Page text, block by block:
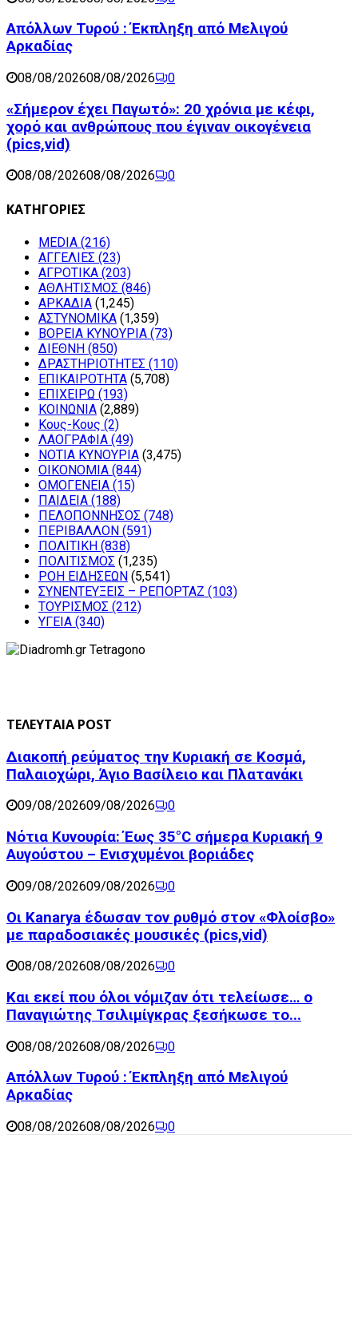
Απόλλων Τυρού : Έκπληξη από Μελιγού
Αρκαδίας
08/08/202608/08/2026 0
«Σήμερον έχει Παγωτό»: 20 χρόνια με κέφι,
χορό και ανθρώπους που έγιναν οικογένεια
(pics,vid)
08/08/202608/08/2026 0
ΚΑΤΗΓΟΡΙΕΣ
MEDIA (216)
ΑΓΓΕΛΙΕΣ (23)
ΑΓΡΟΤΙΚΑ (203)
ΑΘΛΗΤΙΣΜΟΣ (846)
ΑΡΚΑΔΙΑ (1,245)
ΑΣΤΥΝΟΜΙΚΑ (1,359)
ΒΟΡΕΙΑ ΚΥΝΟΥΡΙΑ (73)
ΔΙΕΘΝΗ (850)
ΔΡΑΣΤΗΡΙΟΤΗΤΕΣ (110)
ΕΠΙΚΑΙΡΟΤΗΤΑ (5,708)
ΕΠΙΧΕΙΡΩ (193)
ΚΟΙΝΩΝΙΑ (2,889)
Κους-Κους (2)
ΛΑΟΓΡΑΦΙΑ (49)
ΝΟΤΙΑ ΚΥΝΟΥΡΙΑ (3,475)
ΟΙΚΟΝΟΜΙΑ (844)
ΟΜΟΓΕΝΕΙΑ (15)
ΠΑΙΔΕΙΑ (188)
ΠΕΛΟΠΟΝΝΗΣΟΣ (748)
ΠΕΡΙΒΑΛΛΟΝ (591)
ΠΟΛΙΤΙΚΗ (838)
ΠΟΛΙΤΙΣΜΟΣ (1,235)
ΡΟΗ ΕΙΔΗΣΕΩΝ (5,541)
ΣΥΝΕΝΤΕΥΞΕΙΣ – ΡΕΠΟΡΤΑΖ (103)
ΤΟΥΡΙΣΜΟΣ (212)
ΥΓΕΙΑ (340)
ΤΕΛΕΥΤΑΙΑ POST
Διακοπή ρεύματος την Κυριακή σε Κοσμά,
Παλαιοχώρι, Άγιο Βασίλειο και Πλατανάκι
09/08/202609/08/2026 0
Νότια Κυνουρία: Έως 35°C σήμερα Κυριακή 9
Αυγούστου – Ενισχυμένοι βοριάδες
09/08/202609/08/2026 0
Οι Kanarya έδωσαν τον ρυθμό στον «Φλοίσβο»
με παραδοσιακές μουσικές (pics,vid)
08/08/202608/08/2026 0
Και εκεί που όλοι νόμιζαν ότι τελείωσε… ο
Παναγιώτης Τσιλιμίγκρας ξεσήκωσε το...
08/08/202608/08/2026 0
Απόλλων Τυρού : Έκπληξη από Μελιγού
Αρκαδίας
08/08/202608/08/2026 0